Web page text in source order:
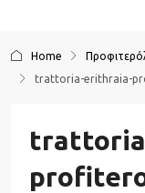
Home
trattoria-erithraia-